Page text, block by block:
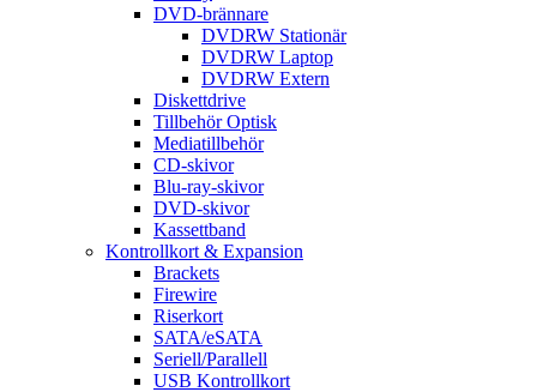
DVD-brännare
DVDRW Stationär
DVDRW Laptop
DVDRW Extern
Diskettdrive
Tillbehör Optisk
Mediatillbehör
CD-skivor
Blu-ray-skivor
DVD-skivor
Kassettband
Kontrollkort & Expansion
Brackets
Firewire
Riserkort
SATA/eSATA
Seriell/Parallell
USB Kontrollkort